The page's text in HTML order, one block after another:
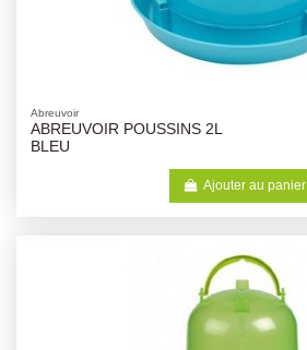
Abreuvoir
ABREUVOIR POUSSINS 2L
BLEU
Ajouter au panier